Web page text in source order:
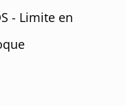
- Limite en